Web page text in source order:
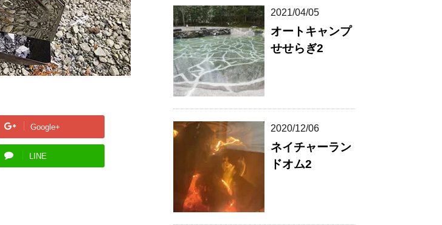
Google+
LINE
2021/04/05
オートキャンプ
せせらぎ2
2020/12/06
ネイチャーラン
ドオム2